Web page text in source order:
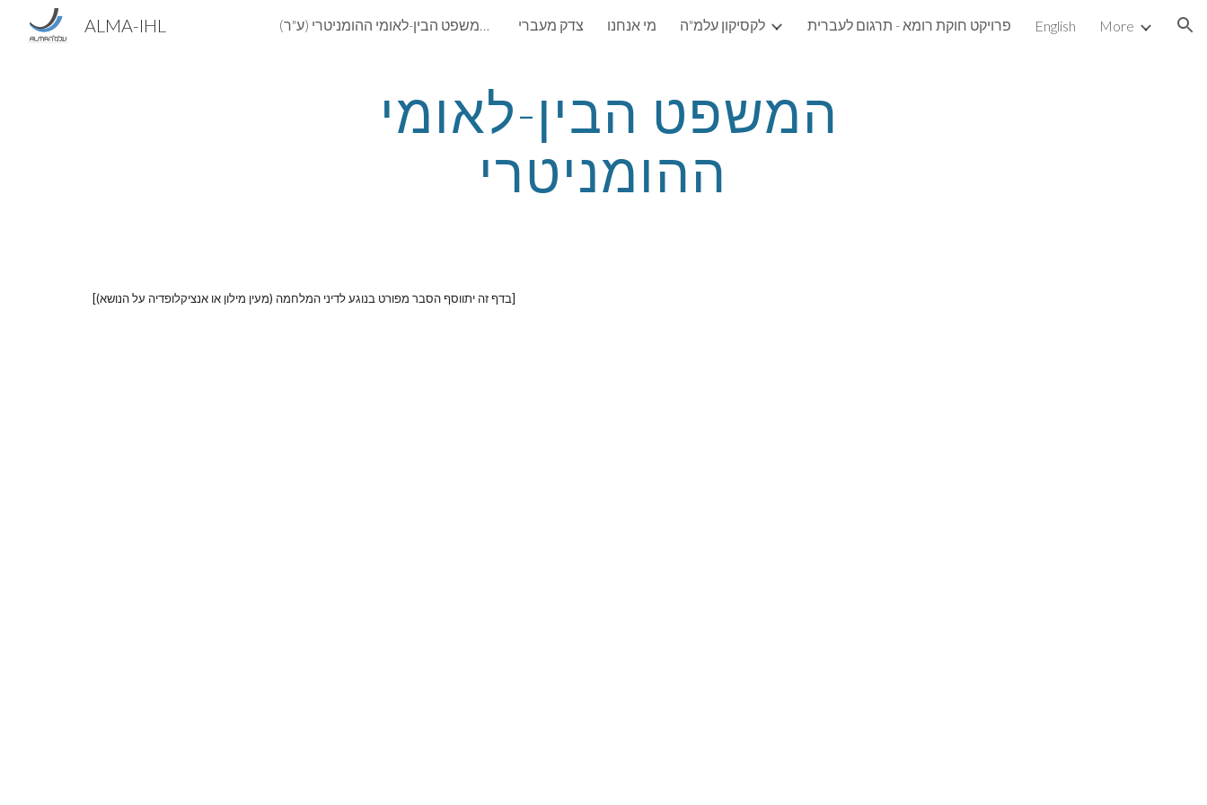
Skip to main content Skip to navigation
ALMA-IHL עלמ"ה: עמותה לקידום המשפט הבין-לאומי ההומניטרי (ע"ר) צדק מעברי מי אנחנו לקסיקון עלמ"ה פרויקט חוקת רומא - תרגום לעברית English More
ההומניטרי
[בדף זה יתווסף הסבר מפורט בנוגע לדיני המלחמה (מעין מילון או אנציקלופדיה על הנושא)]